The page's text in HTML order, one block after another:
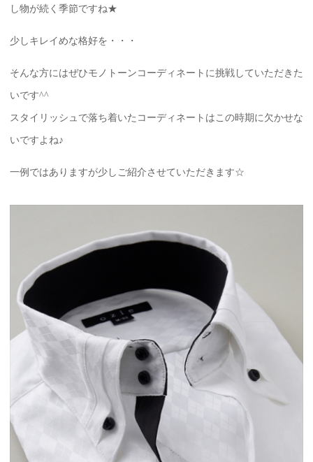
し物が続く季節ですね★
少しキレイめな格好を・・・
そんな方にはぜひモノトーンコーディネートに挑戦していただきた
いです^^
スタイリッシュで落ち着いたコーディネートはこの時期に欠かせな
いですよね♪
一例ではありますが少しご紹介させていただきます☆